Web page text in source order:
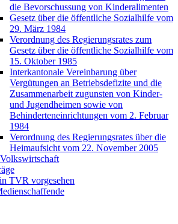
die Bevorschussung von Kinderalimenten
Gesetz über die öffentliche Sozialhilfe vom
29. März 1984
Verordnung des Regierungsrates zum
Gesetz über die öffentliche Sozialhilfe vom
15. Oktober 1985
Interkantonale Vereinbarung über
Vergütungen an Betriebsdefizite und die
Zusammenarbeit zugunsten von Kinder-
und Jugendheimen sowie von
Behinderteneinrichtungen vom 2. Februar
1984
Verordnung des Regierungsrates über die
Heimaufsicht vom 22. November 2005
TVR vorgesehen